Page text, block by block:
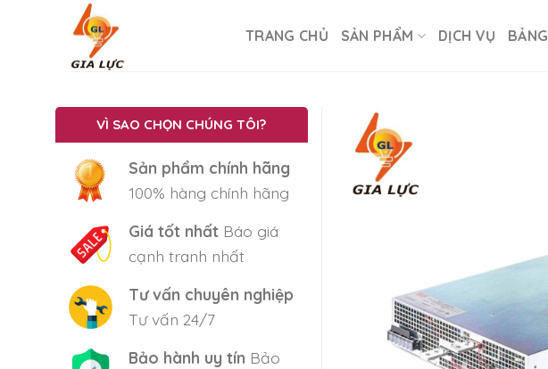
TRANG CHỦ SẢN PHẨM DỊCH VỤ
VÌ SAO CHỌN CHÚNG TÔI?
Sản phẩm chính hãng
100% hàng chính hãng
Giá tốt nhấtBáo giá
cạnh tranh nhất
Tư vấn chuyên nghiệp
Tư vấn 24/7
Bảo hành uy tín Bảo